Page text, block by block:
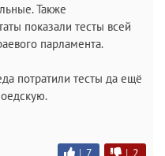
Также
показали тесты всей
парламента.
потратили тесты да ещё
| 7 | 2